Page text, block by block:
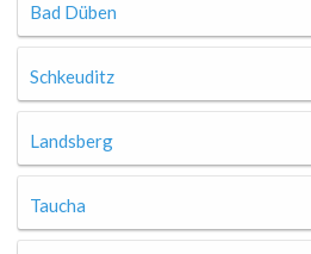
Bad Düben
Schkeuditz
Landsberg
Taucha